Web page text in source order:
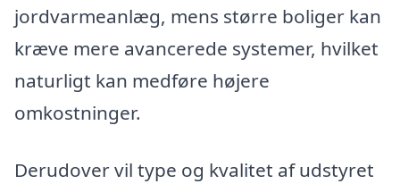
jordvarmeanlæg, mens større boliger kan
kræve mere avancerede systemer, hvilket
naturligt kan medføre højere
omkostninger.
Derudover vil type og kvalitet af udstyret